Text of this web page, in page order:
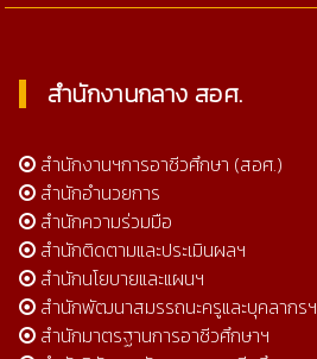
สำนักงานกลาง สอศ.
สำนักงานฯการอาชีวศึกษา (สอศ.)
สำนักอำนวยการ
สำนักความร่วมมือ
สำนักติดตามและประเมินผลฯ
สำนักนโยบายและแผนฯ
สำนักพัฒนาสมรรถนะครูและบุคลากรฯ
สำนักมาตรฐานการอาชีวศึกษาฯ